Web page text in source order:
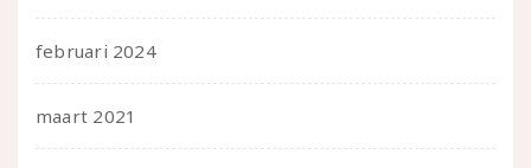
februari 2024
maart 2021